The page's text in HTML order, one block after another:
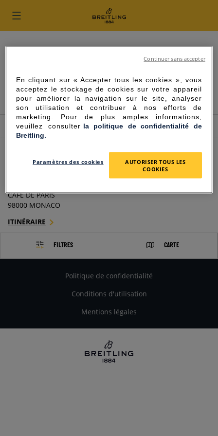
TROUVEZ VOTRE BOUTIQUE BREITLING
UTILISER LA POSITION ACTUELLE
1 emplacement
BREITLING BOUTIQUE MONACO
CAFÉ DE PARIS
98000 MONACO
ITINÉRAIRE
FILTRES CARTE
Politique de confidentialité
Conditions d'utilisation
Mentions légales
En cliquant sur « Accepter tous les cookies », vous
acceptez le stockage de cookies sur votre appareil
pour améliorer la navigation sur le site, analyser
son utilisation et contribuer à nos efforts de
marketing. Pour de plus amples informations,
veuillez consulter la politique de confidentialité de
Breitling.
Paramètres des cookies
AUTORISER TOUS LES
COOKIES
Continuer sans accepter